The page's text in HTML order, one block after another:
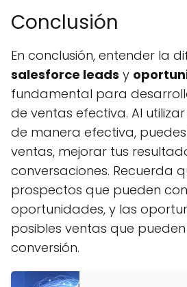
Conclusión
En conclusión, entender la
salesforce leads y
fundamental para
de ventas efectiva. Al
de manera efectiva,
ventas, mejorar tus
conversaciones. Recuerda
prospectos que pueden
oportunidades, y las
posibles ventas que
conversión.